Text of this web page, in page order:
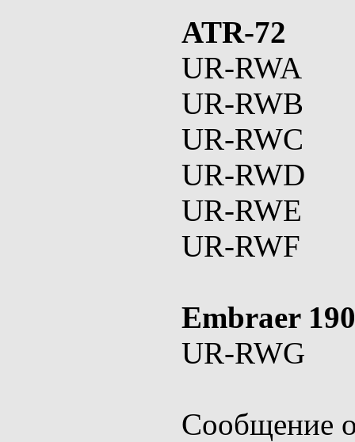
ATR-72
UR-RWA
UR-RWB
UR-RWC
UR-RWD
UR-RWE
UR-RWF
Embraer 190
UR-RWG
Сообщение